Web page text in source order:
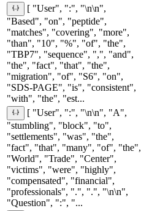
[ "User", ":", "\n\n",
"Based", "on", "peptide",
"matches", "covering", "more",
"than", "10", "%", "of", "the",
"TBP7", "sequence", ",", "and",
"the", "fact", "that", "the",
"migration", "of", "S6", "on",
"SDS-PAGE", "is", "consistent",
"with", "the", "est...
[ "User", ":", "\n\n", "A",
"stumbling", "block", "to",
"settlements", "was", "the",
"fact", "that", "many", "of", "the",
"World", "Trade", "Center",
"victims", "were", "highly",
"compensated", "financial",
"professionals", ".", ".", "\n\n",
"Question", ":", "...